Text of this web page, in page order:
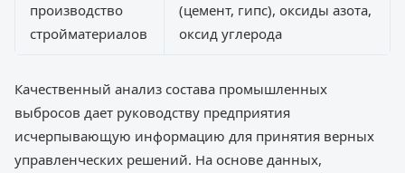
производство
стройматериалов
(цемент, гипс), оксиды азота,
оксид углерода
Качественный анализ состава промышленных
выбросов дает руководству предприятия
исчерпывающую информацию для принятия верных
управленческих решений. На основе данных,